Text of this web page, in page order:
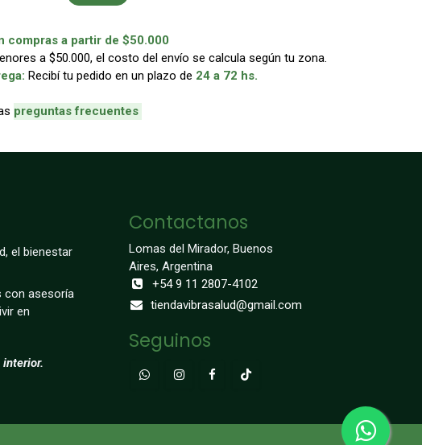
compras a partir de $50.000
a $50.000, el costo del envío se calcula según tu zona.
Recibí tu pedido en un plazo de 24 a 72 hs.
preguntas frecuentes
el bienestar
con asesoría
en
interior.
Contactanos
Lomas del Mirador, Buenos
Aires, Argentina
+54 9 11 2807-4102
tiendavibrasalud@gmail.com
Seguinos